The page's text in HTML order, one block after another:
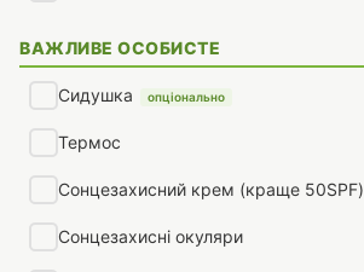
ВАЖЛИВЕ ОСОБИСТЕ
Сидушка опціонально
Термос
Сонцезахисний крем (краще 50SPF)
Сонцезахисні окуляри